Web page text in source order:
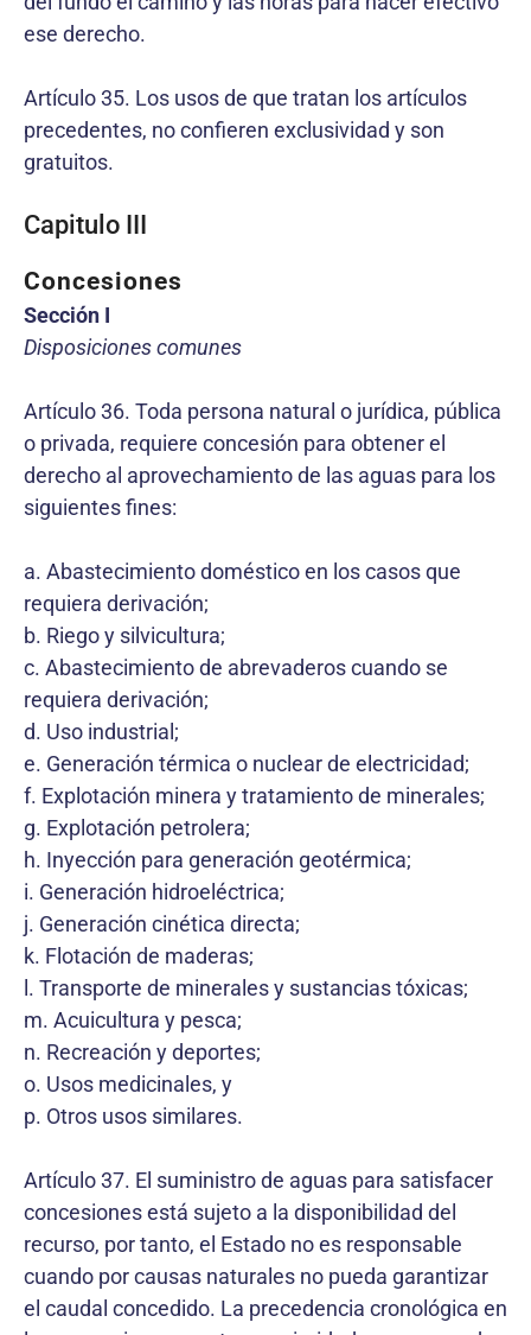
ese derecho.
Artículo 35. Los usos de que tratan los artículos
precedentes, no confieren exclusividad y son
gratuitos.
Capitulo III
Concesiones
Sección I
Disposiciones comunes
Artículo 36. Toda persona natural o jurídica, pública
o privada, requiere concesión para obtener el
derecho al aprovechamiento de las aguas para los
siguientes fines:
a. Abastecimiento doméstico en los casos que
requiera derivación;
b. Riego y silvicultura;
c. Abastecimiento de abrevaderos cuando se
requiera derivación;
d. Uso industrial;
e. Generación térmica o nuclear de electricidad;
f. Explotación minera y tratamiento de minerales;
g. Explotación petrolera;
h. Inyección para generación geotérmica;
i. Generación hidroeléctrica;
j. Generación cinética directa;
k. Flotación de maderas;
l. Transporte de minerales y sustancias tóxicas;
m. Acuicultura y pesca;
n. Recreación y deportes;
o. Usos medicinales, y
p. Otros usos similares.
Artículo 37. El suministro de aguas para satisfacer
concesiones está sujeto a la disponibilidad del
recurso, por tanto, el Estado no es responsable
cuando por causas naturales no pueda garantizar
el caudal concedido. La precedencia cronológica en